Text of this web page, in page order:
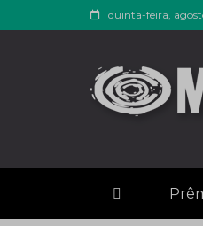
to
quinta-feira,